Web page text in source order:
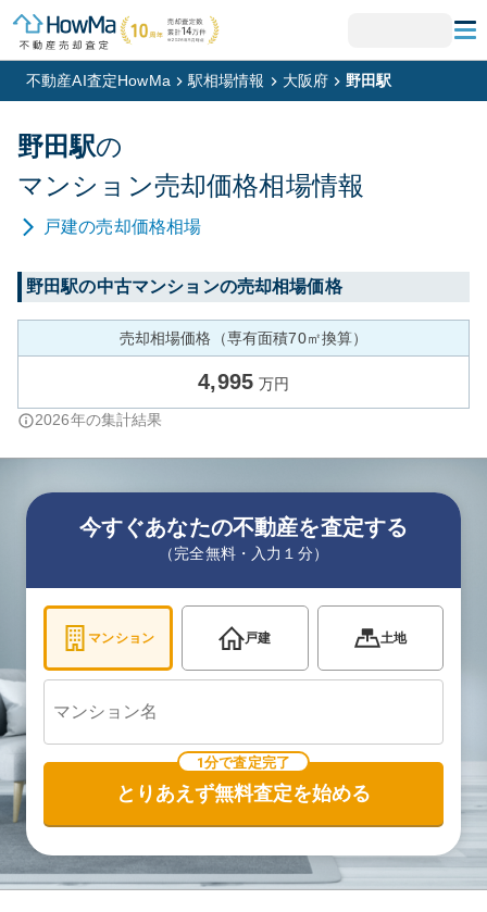
不動産AI査定HowMa 駅相場情報 大阪府 野田駅
野田駅の
マンション売却価格相場情報
戸建の売却価格相場
野田駅の中古マンションの売却相場価格
売却相場価格（専有面積70㎡換算）
4,995 万円
2026年の集計結果
今すぐあなたの不動産を査定する
（完全無料・入力１分）
マンション 戸建 土地
1分で査定完了
とりあえず無料査定を始める